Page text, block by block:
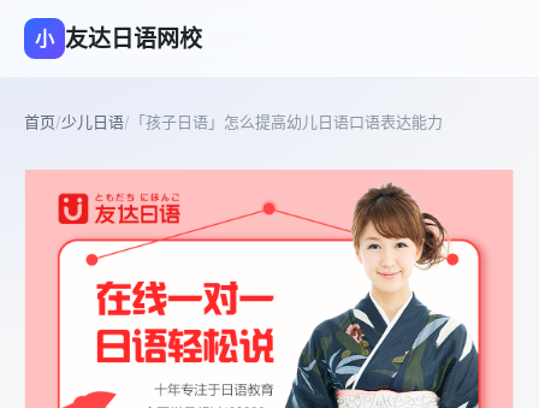
小 友达日语网校
首页/少儿日语/ 「孩子日语」怎么提高幼儿日语口语表达能力